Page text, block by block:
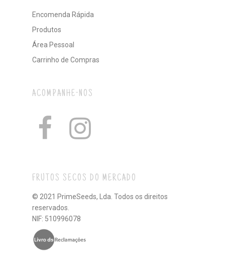
Encomenda Rápida
Produtos
Área Pessoal
Carrinho de Compras
ACOMPANHE-NOS
FRUTOS SECOS DO MERCADO
© 2021 PrimeSeeds, Lda. Todos os direitos
reservados.
NIF: 510996078